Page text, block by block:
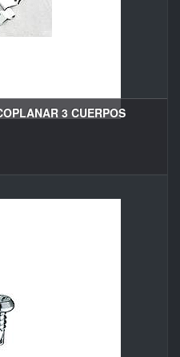
3 CUERPOS